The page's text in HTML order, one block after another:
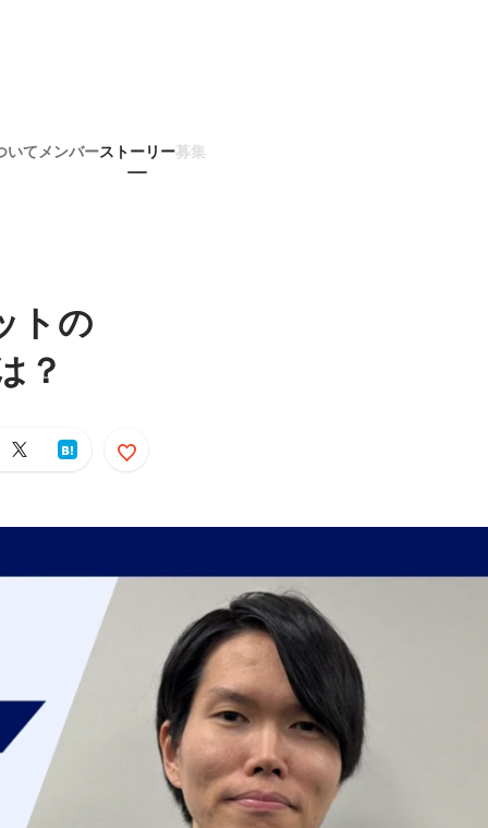
いて メンバーストーリー募集
トの
？